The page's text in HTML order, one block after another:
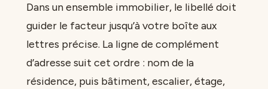
Dans un ensemble immobilier, le libellé doit
guider le facteur jusqu’à votre boîte aux
lettres précise. La ligne de complément
d’adresse suit cet ordre : nom de la
résidence, puis bâtiment, escalier, étage,